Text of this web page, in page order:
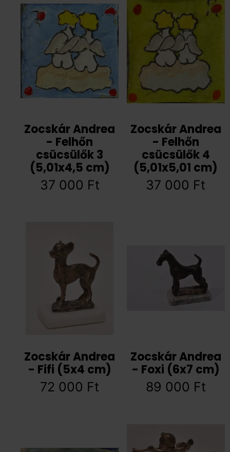
Zocskár Andrea
- Felhőn
csücsülők 3
(5,01x4,5 cm)
37 000 Ft
Zocskár Andrea
- Felhőn
csücsülők 4
(5,01x5,01 cm)
37 000 Ft
Zocskár Andrea
- Fifi (5x4 cm)
72 000 Ft
Zocskár Andrea
- Foxi (6x7 cm)
89 000 Ft